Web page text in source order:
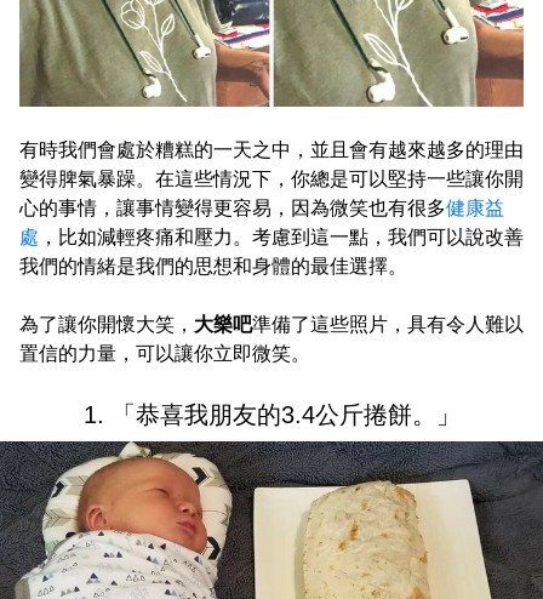
有時我們會處於糟糕的一天之中，並且會有越來越多的理由
變得脾氣暴躁。在這些情況下，你總是可以堅持一些讓你開
心的事情，讓事情變得更容易，因為微笑也有很多健康益
處 ，比如減輕疼痛和壓力。考慮到這一點，我們可以說改善
我們的情緒是我們的思想和身體的最佳選擇。
為了讓你開懷大笑， 大樂吧準備了這些照片，具有令人難以
置信的力量，可以讓你立即微笑。
1. 「恭喜我朋友的3.4公斤捲餅。」